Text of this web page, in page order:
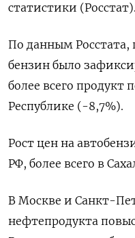
статистики (Росстат).
По данным Росстата,
бензин было
более всего продукт
Республике (-8,7%).
Рост цен на
РФ, более всего в
В Москве и Санкт-
нефтепродукта